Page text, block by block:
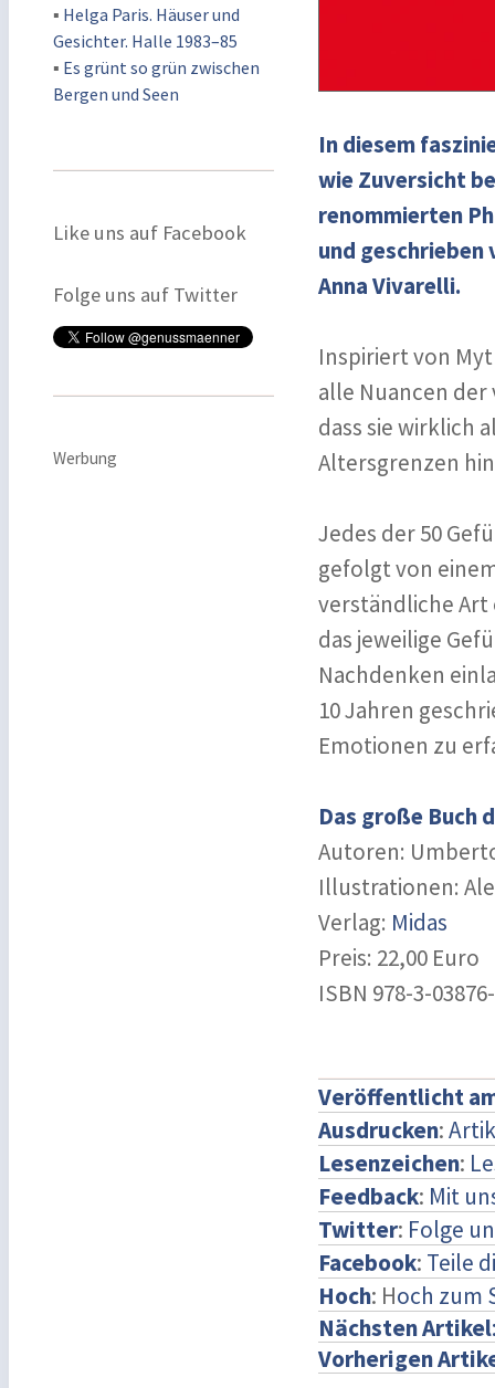
▪ Helga Paris. Häuser und
Gesichter. Halle 1983–85
▪ Es grünt so grün zwischen
Bergen und Seen
Like uns auf Facebook
Folge uns auf Twitter
Werbung
In diesem
wie Zuversicht
renommierten
und
Anna Vivarelli.
Inspiriert von
alle Nuancen
dass sie wirklich
Altersgrenzen
Jedes der 50
gefolgt von
verständliche
das jeweilige
Nachdenken
10 Jahren
Emotionen zu
Das große Buch
Autoren:
Illustrationen:
Verlag: Midas
Preis: 22,00 Euro
ISBN 978-3-
Veröffentlicht
Ausdrucken:
Lesenzeichen:
Feedback: Mit
Twitter: Folge
Facebook: Teile
Hoch: Hoch zum
Nächsten Artikel
Vorherigen